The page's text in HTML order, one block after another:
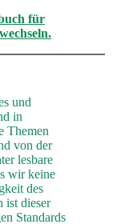
für
und
in
Themen
von der
lesbare
wir keine
des
ist dieser
Standards